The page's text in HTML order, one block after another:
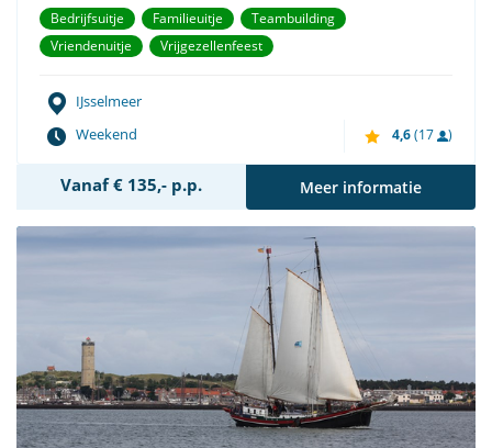
Bedrijfsuitje Familieuitje
Teambuilding
Vriendenuitje
Vrijgezellenfeest
IJsselmeer
Weekend
4,6(17 )
Vanaf € 135,- p.p. Meer informatie